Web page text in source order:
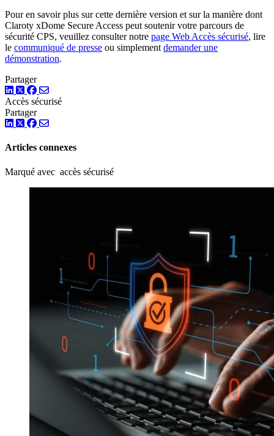
Pour en savoir plus sur cette dernière version et sur la manière dont
Claroty xDome Secure Access peut soutenir votre parcours de
sécurité CPS, veuillez consulter notre page Web Accès sécurisé, lire
le communiqué de presse ou simplement demander une
démonstration.
Partager
LinkedIn
TwitterFacebook
Accès sécurisé
Partager
LinkedIn
TwitterFacebook
Articles connexes
Marqué avec accès sécurisé